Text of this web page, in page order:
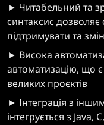
► Читабельний та
синтаксис дозволяє
підтримувати та
► Висока
автоматизацію, що
великих проєктів
► Інтеграція з
інтегрується з Java,